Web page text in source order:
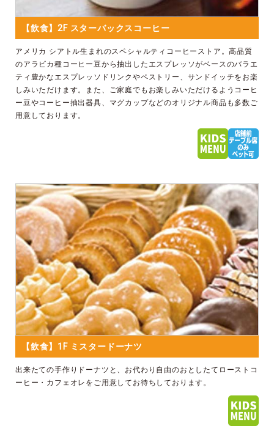
【飲食】2F スターバックスコーヒー
アメリカ シアトル生まれのスペシャルティコーヒーストア。高品質
のアラビカ種コーヒー豆から抽出したエスプレッソがベースのバラエ
ティ豊かなエスプレッソドリンクやペストリー、サンドイッチをお楽
しみいただけます。また、ご家庭でもお楽しみいただけるようコーヒ
ー豆やコーヒー抽出器具、マグカップなどのオリジナル商品も多数ご
用意しております。
【飲食】1F ミスタードーナツ
出来たての手作りドーナツと、お代わり自由のおとしたてローストコ
ーヒー・カフェオレをご用意してお待ちしております。